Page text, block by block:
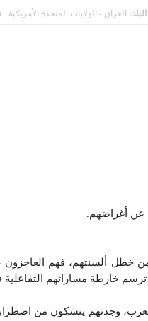
البلد: العراق - الولايات المتحدة الأمريكية
عن أغراضهم.
من خطل ألسنتهم، فهم
ترسم خارطة مساراتهم
وجدتهم يتشكون من